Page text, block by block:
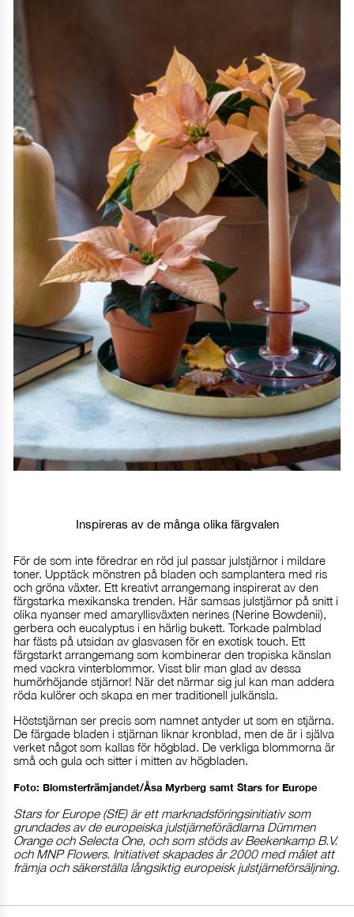
Inspireras av de många olika färgvalen
För de som inte föredrar en röd jul passar julstjärnor i mildare
toner. Upptäck mönstren på bladen och samplantera med ris
och gröna växter. Ett kreativt arrangemang inspirerat av den
färgstarka mexikanska trenden. Här samsas julstjärnor på snitt i
olika nyanser med amaryllisväxten nerines (Nerine Bowdenii),
gerbera och eucalyptus i en härlig bukett. Torkade palmblad
har fästs på utsidan av glasvasen för en exotisk touch. Ett
färgstarkt arrangemang som kombinerar den tropiska känslan
med vackra vinterblommor. Visst blir man glad av dessa
humörhöjande stjärnor! När det närmar sig jul kan man addera
röda kulörer och skapa en mer traditionell julkänsla.
Höststjärnan ser precis som namnet antyder ut som en stjärna.
De färgade bladen i stjärnan liknar kronblad, men de är i själva
verket något som kallas för högblad. De verkliga blommorna är
små och gula och sitter i mitten av högbladen.
Foto: Blomsterfrämjandet/Åsa Myrberg samt Stars for Europe
Stars for Europe (SfE) är ett marknadsföringsinitiativ som
grundades av de europeiska julstjärneförädlarna Dümmen
Orange och Selecta One, och som stöds av Beekenkamp B.V.
och MNP Flowers. Initiativet skapades år 2000 med målet att
främja och säkerställa långsiktig europeisk julstjärneförsäljning.